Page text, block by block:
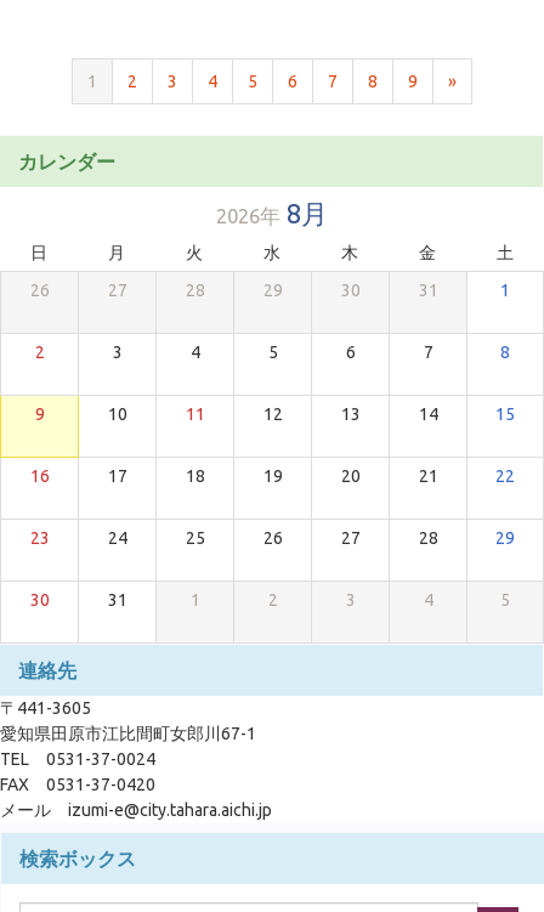
1 2 3 4 5 6 7 8 9 »
カレンダー
2026年 8月
日 月 火 水 木 金
土
26
27 28 29 30 31 1
2 3 4 5 6 7 8
9 10 11 12 13 14 15
16 17 18 19 20 21 22
23 24 25 26 27 28 29
30 31 1 2 3 4 5
連絡先
〒441-3605
愛知県田原市江比間町女郎川67-1
TEL 0531-37-0024
FAX 0531-37-0420
メール izumi-e@city.tahara.aichi.jp
検索ボックス